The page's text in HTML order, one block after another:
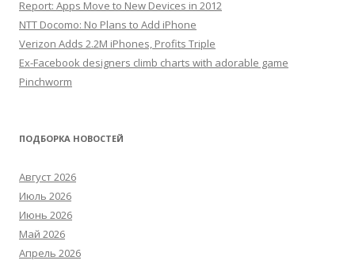
Report: Apps Move to New Devices in 2012
NTT Docomo: No Plans to Add iPhone
Verizon Adds 2.2M iPhones, Profits Triple
Ex-Facebook designers climb charts with adorable game
Pinchworm
ПОДБОРКА НОВОСТЕЙ
Август 2026
Июль 2026
Июнь 2026
Май 2026
Апрель 2026